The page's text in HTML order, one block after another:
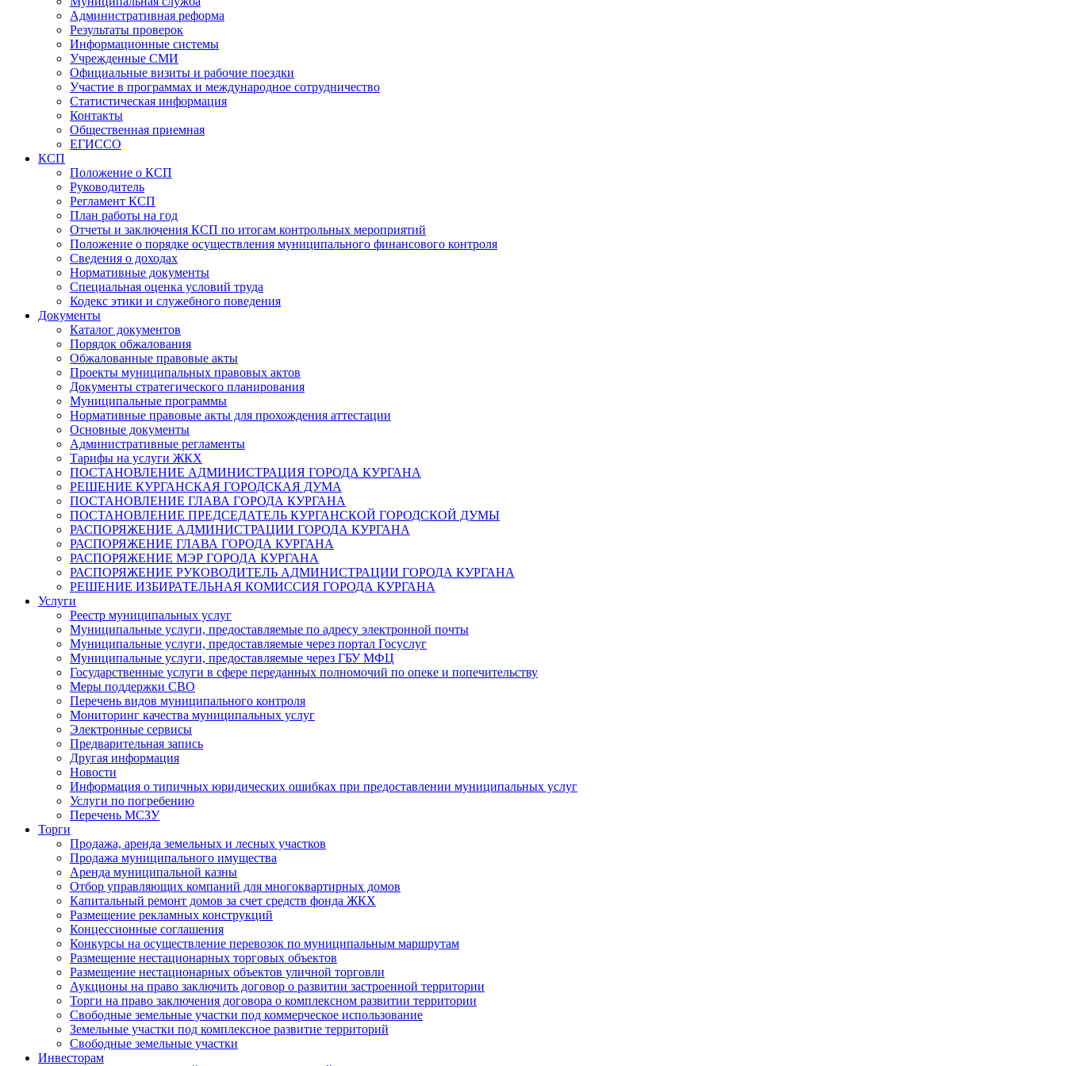
Административная реформа
Результаты проверок
Информационные системы
Учрежденные СМИ
Официальные визиты и рабочие поездки
Участие в программах и международное сотрудничество
Статистическая информация
Контакты
Общественная приемная
ЕГИССО
КСП
Положение о КСП
Руководитель
Регламент КСП
План работы на год
Отчеты и заключения КСП по итогам контрольных мероприятий
Положение о порядке осуществления муниципального финансового контроля
Сведения о доходах
Нормативные документы
Специальная оценка условий труда
Кодекс этики и служебного поведения
Документы
Каталог документов
Порядок обжалования
Обжалованные правовые акты
Проекты муниципальных правовых актов
Документы стратегического планирования
Муниципальные программы
Нормативные правовые акты для прохождения аттестации
Основные документы
Административные регламенты
Тарифы на услуги ЖКХ
ПОСТАНОВЛЕНИЕ АДМИНИСТРАЦИЯ ГОРОДА КУРГАНА
РЕШЕНИЕ КУРГАНСКАЯ ГОРОДСКАЯ ДУМА
ПОСТАНОВЛЕНИЕ ГЛАВА ГОРОДА КУРГАНА
ПОСТАНОВЛЕНИЕ ПРЕДСЕДАТЕЛЬ КУРГАНСКОЙ ГОРОДСКОЙ ДУМЫ
РАСПОРЯЖЕНИЕ АДМИНИСТРАЦИИ ГОРОДА КУРГАНА
РАСПОРЯЖЕНИЕ ГЛАВА ГОРОДА КУРГАНА
РАСПОРЯЖЕНИЕ МЭР ГОРОДА КУРГАНА
РАСПОРЯЖЕНИЕ РУКОВОДИТЕЛЬ АДМИНИСТРАЦИИ ГОРОДА КУРГАНА
РЕШЕНИЕ ИЗБИРАТЕЛЬНАЯ КОМИССИЯ ГОРОДА КУРГАНА
Услуги
Реестр муниципальных услуг
Муниципальные услуги, предоставляемые по адресу электронной почты
Муниципальные услуги, предоставляемые через портал Госуслуг
Муниципальные услуги, предоставляемые через ГБУ МФЦ
Государственные услуги в сфере переданных полномочий по опеке и попечительству
Меры поддержки СВО
Перечень видов муниципального контроля
Мониторинг качества муниципальных услуг
Электронные сервисы
Предварительная запись
Другая информация
Новости
Информация о типичных юридических ошибках при предоставлении муниципальных услуг
Услуги по погребению
Перечень МСЗУ
Торги
Продажа, аренда земельных и лесных участков
Продажа муниципального имущества
Аренда муниципальной казны
Отбор управляющих компаний для многоквартирных домов
Капитальный ремонт домов за счет средств фонда ЖКХ
Размещение рекламных конструкций
Концессионные соглашения
Конкурсы на осуществление перевозок по муниципальным маршрутам
Размещение нестационарных торговых объектов
Размещение нестационарных объектов уличной торговли
Аукционы на право заключить договор о развитии застроенной территории
Торги на право заключения договора о комплексном развитии территории
Свободные земельные участки под коммерческое использование
Земельные участки под комплексное развитие территорий
Свободные земельные участки
Инвесторам